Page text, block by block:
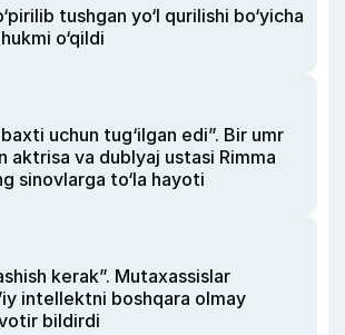
tushgan yo‘l qurilishi bo‘yicha
o‘qildi
uchun tug‘ilgan edi”. Bir umr
aktrisa va dublyaj ustasi Rimma
sinovlarga to‘la hayoti
kerak”. Mutaxassislar
intellektni boshqara olmay
bildirdi